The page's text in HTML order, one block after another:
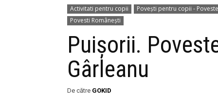
Activitati pentru copii
Povești pentru copii -
Povesti Românești
Puișorii.
Gârleanu
De către GOKID